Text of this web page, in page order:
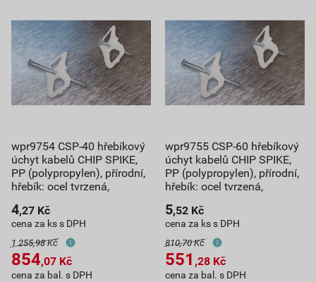
wpr9754 CSP-40 hřebíkový
úchyt kabelů CHIP SPIKE,
PP (polypropylen), přírodní,
hřebík: ocel tvrzená,
4,27 Kč
cena za ks s DPH
1 255,98 Kč
854,07 Kč
cena za bal. s DPH
wpr9755 CSP-60 hřebíkový
úchyt kabelů CHIP SPIKE,
PP (polypropylen), přírodní,
hřebík: ocel tvrzená,
5,52 Kč
cena za ks s DPH
810,70 Kč
551 ,28 Kč
cena za bal. s DPH